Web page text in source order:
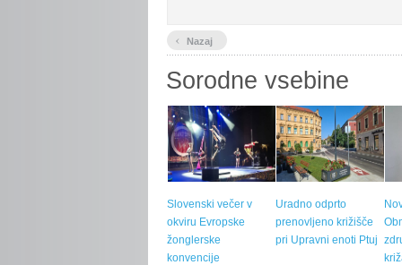
‹ Nazaj
Sorodne vsebine
Slovenski večer v
okviru Evropske
žonglerske
konvencije
Uradno odprto
prenovljeno križišče
pri Upravni enoti Ptuj